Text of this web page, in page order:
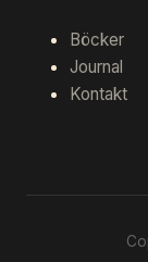
Böcker
Journal
Kontakt